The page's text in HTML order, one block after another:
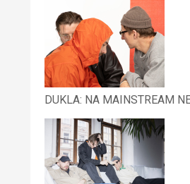
DUKLA: NA MAINSTREAM